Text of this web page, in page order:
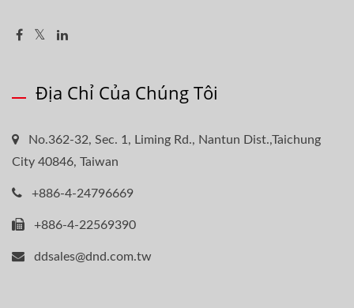
Địa Chỉ Của Chúng Tôi
No.362-32, Sec. 1, Liming Rd., Nantun Dist.,Taichung
City 40846, Taiwan
+886-4-24796669
+886-4-22569390
ddsales@dnd.com.tw